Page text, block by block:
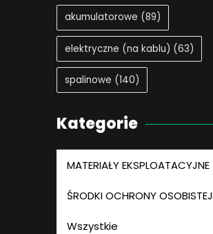
akumulatorowe (89)
elektryczne (na kablu) (63)
spalinowe (140)
Kategorie
MATERIAŁY EKSPLOATACYJNE
ŚRODKI OCHRONY OSOBISTEJ
Wszystkie